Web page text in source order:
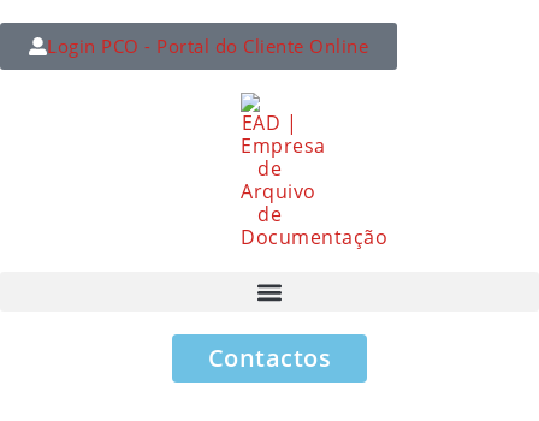
Login PCO - Portal do Cliente Online
Contactos